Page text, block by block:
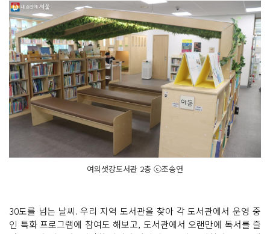
여의샛강도서관 2층 ⓒ조송연
30도를 넘는 날씨. 우리 지역 도서관을 찾아 각 도서관에서 운영 중
인 특화 프로그램에 참여도 해보고, 도서관에서 오랜만에 독서를 즐